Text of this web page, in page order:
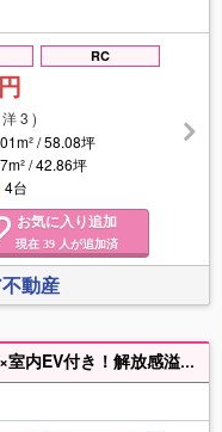
RC
3 )
/ 58.08坪
/ 42.86坪
4台
お気に入り追加
現在 39人が追加済
動産
内エレベーターを完備しているため、各階への移動も快適です。さらに、自宅で楽しめるサウナ付きで、日々の疲れを癒やしながらリゾートライフを満喫できます。リゾート感と機能性を兼ね備えた一邸は、別荘やセカンドハウスとしての活用もご検討いただけます。豊かな自然と青い海に囲まれた特別な住環境で、上質な毎日を叶えてみませんか。